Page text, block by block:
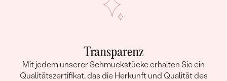
Transparenz
Mit jedem unserer Schmuckstücke erhalten Sie ein
Qualitätszertifikat, das die Herkunft und Qualität des